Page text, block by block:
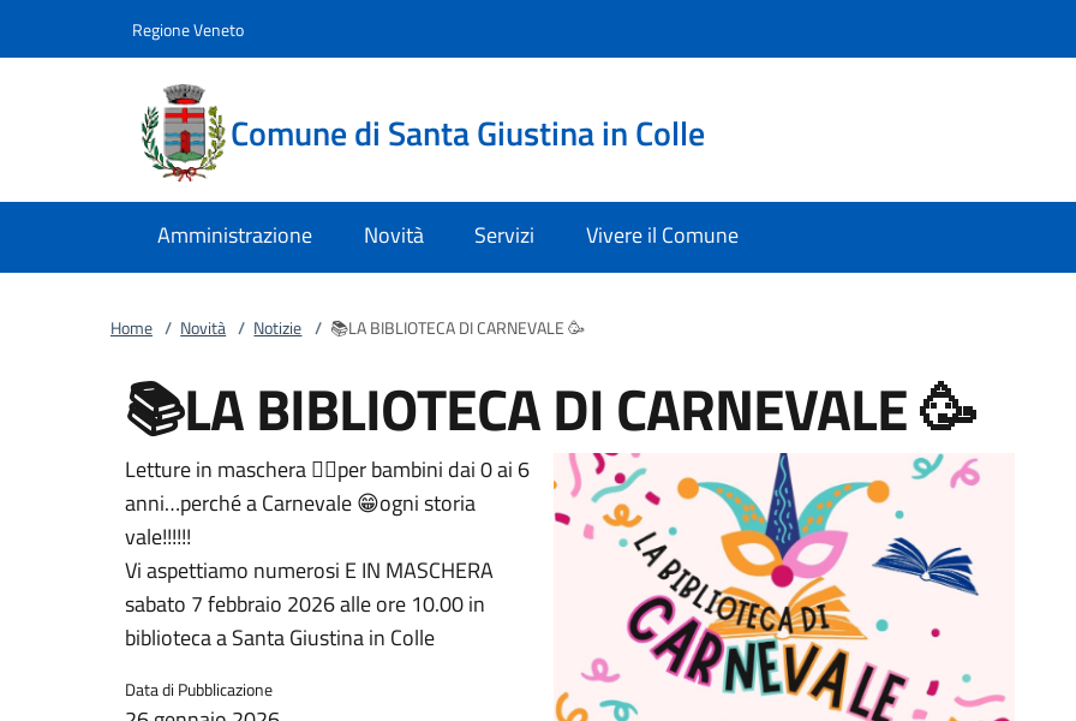
Regione Veneto
Comune di Santa Giustina in Colle
Amministrazione Novità Servizi Vivere il Comune
Home / Novità / Notizie / 📚LA BIBLIOTECA DI CARNEVALE 🥳
📚LA BIBLIOTECA DI CARNEVALE 🥳
Letture in maschera 🦸‍♀️per bambini dai 0 ai 6
anni…perché a Carnevale 😁ogni storia
vale!!!!!!
Vi aspettiamo numerosi E IN MASCHERA
sabato 7 febbraio 2026 alle ore 10.00 in
biblioteca a Santa Giustina in Colle
Data di Pubblicazione